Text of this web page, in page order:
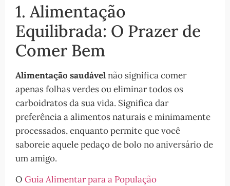
1. Alimentação
Equilibrada: O Prazer de
Comer Bem
Alimentação saudávelnão significa comer
apenas folhas verdes ou eliminar todos os
carboidratos da sua vida. Significa dar
preferência a alimentos naturais e minimamente
processados, enquanto permite que você
saboreie aquele pedaço de bolo no aniversário de
um amigo.
O Guia Alimentar para a População